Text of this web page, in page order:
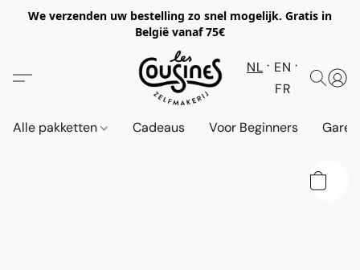
We verzenden uw bestelling zo snel mogelijk. Gratis in
België vanaf 75€
NL
EN
FR
Alle pakketten Cadeaus Voor Beginners